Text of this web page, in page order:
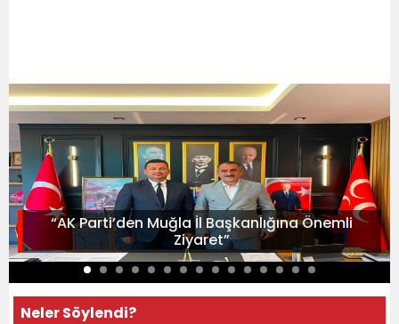
“AK Parti’den Muğla İl Başkanlığına Önemli
Ziyaret”
Neler Söylendi?